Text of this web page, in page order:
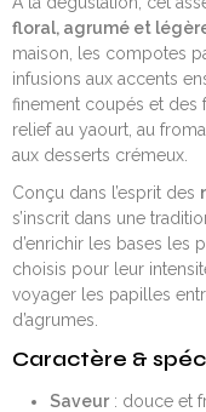
floral, agrumé et
maison, les compotes
infusions aux accents
finement coupés et des
relief au yaourt, au
aux desserts crémeux.
Conçu dans l’esprit des
s’inscrit dans une
d’enrichir les bases les
choisis pour leur
voyager les papilles
d’agrumes.
Caractère &
Saveur: douce et